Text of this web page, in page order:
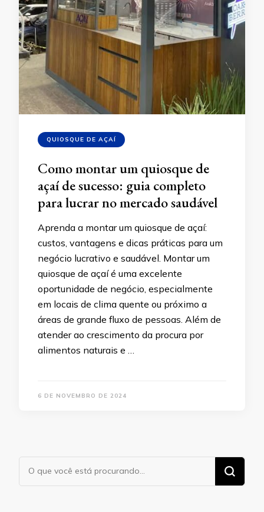
QUIOSQUE DE AÇAÍ
Como montar um quiosque de
açaí de sucesso: guia completo
para lucrar no mercado saudável
Aprenda a montar um quiosque de açaí:
custos, vantagens e dicas práticas para um
negócio lucrativo e saudável. Montar um
quiosque de açaí é uma excelente
oportunidade de negócio, especialmente
em locais de clima quente ou próximo a
áreas de grande fluxo de pessoas. Além de
atender ao crescimento da procura por
alimentos naturais e …
6 DE NOVEMBRO DE 2024
Procurando
algo?